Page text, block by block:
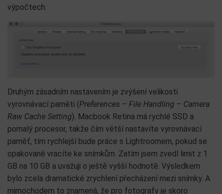
výpočtech.
Druhým zásadním nastavením je zvýšení velikosti
vyrovnávací paměti (Preferences – File Handling – Camera
Raw Cache Setting). Macbook Retina má rychlé SSD a
pomalý procesor, takže čím větší nastavíte vyrovnávací
paměť, tím rychlejší bude práce s Lightroomem, pokud se
opakovaně vracíte ke snímkům. Zatím jsem zvedl limit z 1
GB na 10 GB a uvažuji o ještě vyšší hodnotě. Výsledkem
bylo zcela dramatické zrychlení přecházení mezi snímky. A
mimochodem to znamená, že pro fotografy je skoro